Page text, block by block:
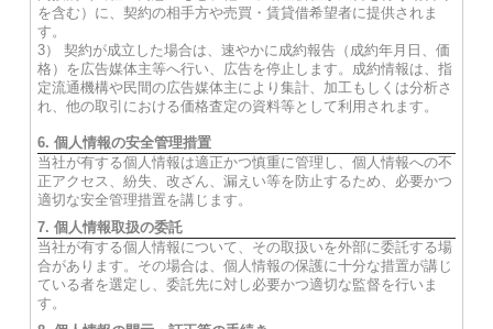
を含む）に、契約の相手方や売買・賃貸借希望者に提供されま
す。
3） 契約が成立した場合は、速やかに成約報告（成約年月日、価
格）を広告媒体主等へ行い、広告を停止します。成約情報は、指
定流通機構や民間の広告媒体主により集計、加工もしくは分析さ
れ、他の取引における価格査定の資料等として利用されます。
6. 個人情報の安全管理措置
当社が有する個人情報は適正かつ慎重に管理し、個人情報への不
正アクセス、紛失、改ざん、漏えい等を防止するため、必要かつ
適切な安全管理措置を講じます。
7. 個人情報取扱の委託
当社が有する個人情報について、その取扱いを外部に委託する場
合があります。その場合は、個人情報の保護に十分な措置が講じ
ている者を選定し、委託先に対し必要かつ適切な監督を行いま
す。